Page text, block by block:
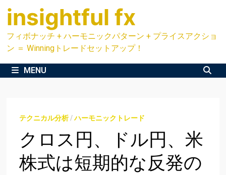
Skip
content
insightful fx
フィボナッチ + ハーモニックパターン + プライスアクショ
ン ＝ Winningトレードセットアップ！
MENU
テクニカル分析/ハーモニックトレード
クロス円、ドル円、米
株式は短期的な反発の